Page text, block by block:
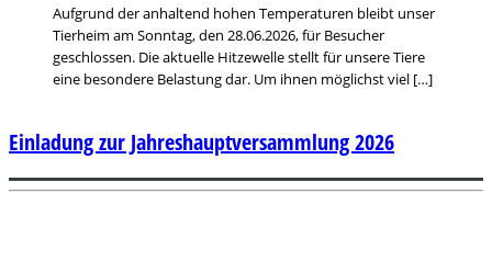
Aufgrund der anhaltend hohen Temperaturen bleibt unser
Tierheim am Sonntag, den 28.06.2026, für Besucher
geschlossen. Die aktuelle Hitzewelle stellt für unsere Tiere
eine besondere Belastung dar. Um ihnen möglichst viel […]
Einladung zur Jahreshauptversammlung 2026